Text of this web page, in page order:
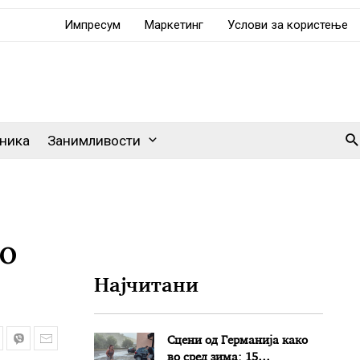
Импресум Маркетинг Услови за користење
Занимливости
Најчитани
Сцени од Германија како
во сред зима: 15